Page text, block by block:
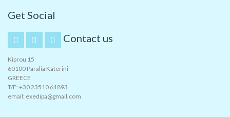
Get Social
Contact us
Kiprou 15
60100 Paralia Katerini
GREECE
T/F: +30 23510 61893
email: exedipa@gmail.com